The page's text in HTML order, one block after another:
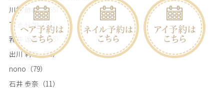
川村 静香（255）
下池 紗加（91）
乳井 遥香（158）
出川 莉奈（78）
nono （79）
石井 歩奈 （11）